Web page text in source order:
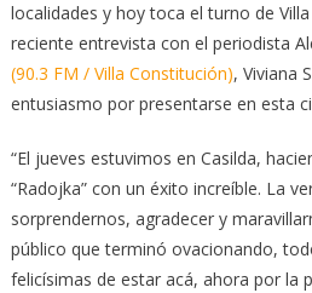
localidades y hoy toca el turno de
reciente entrevista con el periodista
(90.3 FM / Villa Constitución), Viviana
entusiasmo por presentarse en esta
“El jueves estuvimos en Casilda,
“Radojka” con un éxito increíble. La
sorprendernos, agradecer y
público que terminó ovacionando,
felicísimas de estar acá, ahora por la